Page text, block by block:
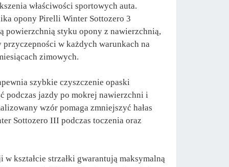
właściwości sportowych auta.
opony Pirelli Winter Sottozero 3
powierzchnią styku opony z nawierzchnią,
w każdych warunkach na
zimowych.
szybkie czyszczenie opaski
podczas jazdy po mokrej nawierzchni i
wzór pomaga zmniejszyć hałas
Sottozero III podczas toczenia oraz
kształcie strzałki gwarantują maksymalną